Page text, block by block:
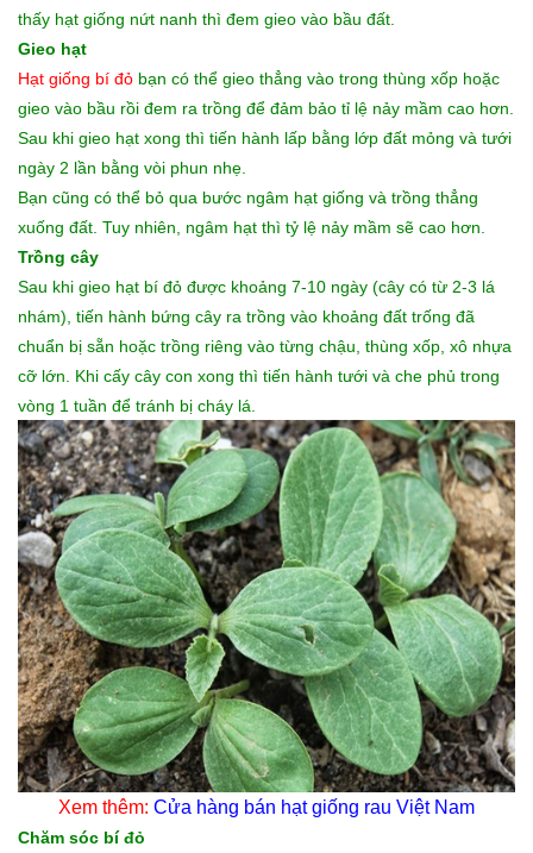
thấy hạt giống nứt nanh thì đem gieo vào bầu đất.
Gieo hạt
Hạt giống bí đỏ bạn có thể gieo thẳng vào trong thùng xốp hoặc
gieo vào bầu rồi đem ra trồng để đảm bảo tỉ lệ nảy mầm cao hơn.
Sau khi gieo hạt xong thì tiến hành lấp bằng lớp đất mỏng và tưới
ngày 2 lần bằng vòi phun nhẹ.
Bạn cũng có thể bỏ qua bước ngâm hạt giống và trồng thẳng
xuống đất. Tuy nhiên, ngâm hạt thì tỷ lệ nảy mầm sẽ cao hơn.
Trồng cây
Sau khi gieo hạt bí đỏ được khoảng 7-10 ngày (cây có từ 2-3 lá
nhám), tiến hành bứng cây ra trồng vào khoảng đất trống đã
chuẩn bị sẵn hoặc trồng riêng vào từng chậu, thùng xốp, xô nhựa
cỡ lớn. Khi cấy cây con xong thì tiến hành tưới và che phủ trong
vòng 1 tuần để tránh bị cháy lá.
Xem thêm: Cửa hàng bán hạt giống rau Việt Nam
Chăm sóc bí đỏ